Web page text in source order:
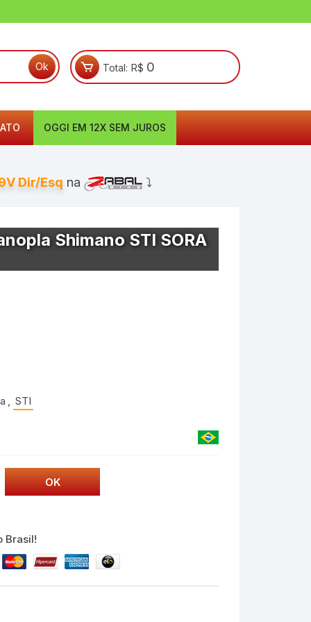
Total: R$ 0
OGGI EM 12X SEM JUROS
Dir/Esq na ⤵
Shimano STI SORA
, STI
Brasil!